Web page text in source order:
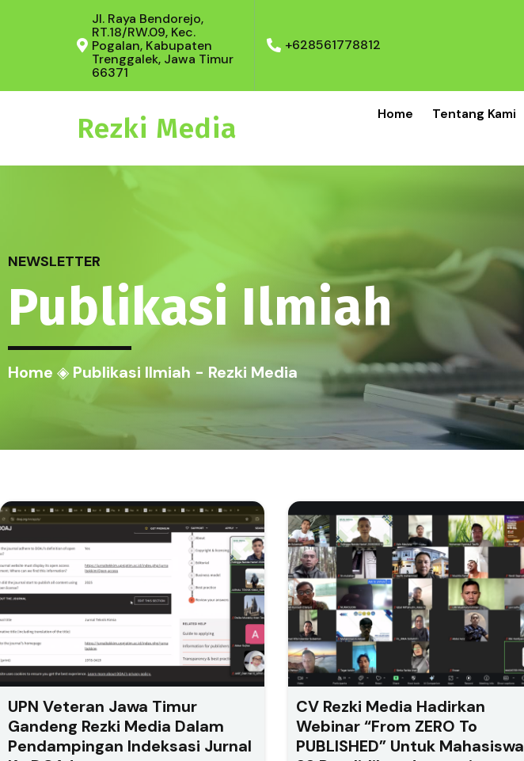
Jl. Raya Bendorejo,
RT.18/RW.09, Kec.
Pogalan, Kabupaten
Trenggalek, Jawa Timur
66371
+628561778812
Rezki Media Home Tentang Kami
NEWSLETTER
Publikasi Ilmiah
Home ◈ Publikasi Ilmiah - Rezki Media
UPN Veteran Jawa Timur
Gandeng Rezki Media Dalam
Pendampingan Indeksasi Jurnal
CV Rezki Media Hadirkan
Webinar “From ZERO To
PUBLISHED” Untuk Mahasiswa